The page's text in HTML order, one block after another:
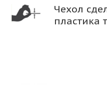
Чехол
пластика